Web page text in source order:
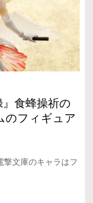
』食蜂操祈の
のフィギュア
撃文庫のキャラはフ